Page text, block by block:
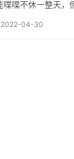
喋喋不休一整天，
2022-04-30